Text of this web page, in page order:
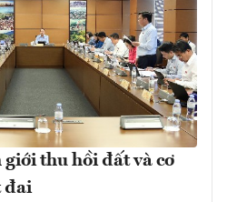
thu hồi đất và cơ
đai